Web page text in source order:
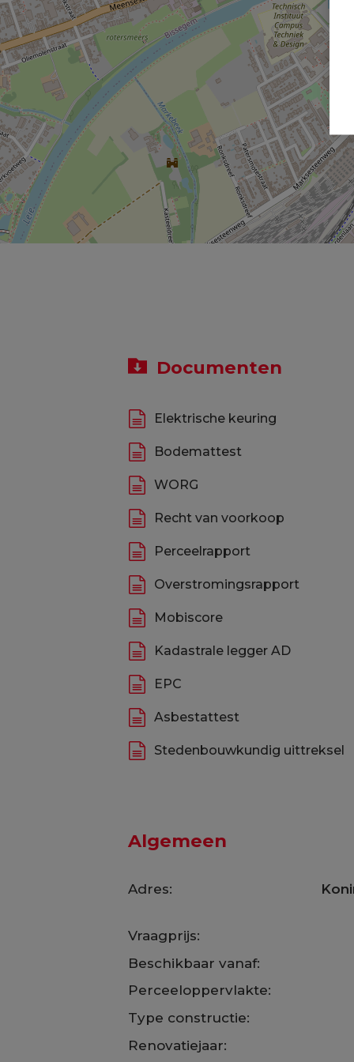
Documenten
Elektrische keuring
Bodemattest
WORG
Recht van voorkoop
Perceelrapport
Overstromingsrapport
Mobiscore
Kadastrale legger AD
EPC
Asbestattest
Stedenbouwkundig uittreksel
Algemeen
Adres:
Vraagprijs:
Beschikbaar vanaf:
Perceeloppervlakte:
Type constructie:
Renovatiejaar: